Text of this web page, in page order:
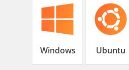
Windows Ubuntu